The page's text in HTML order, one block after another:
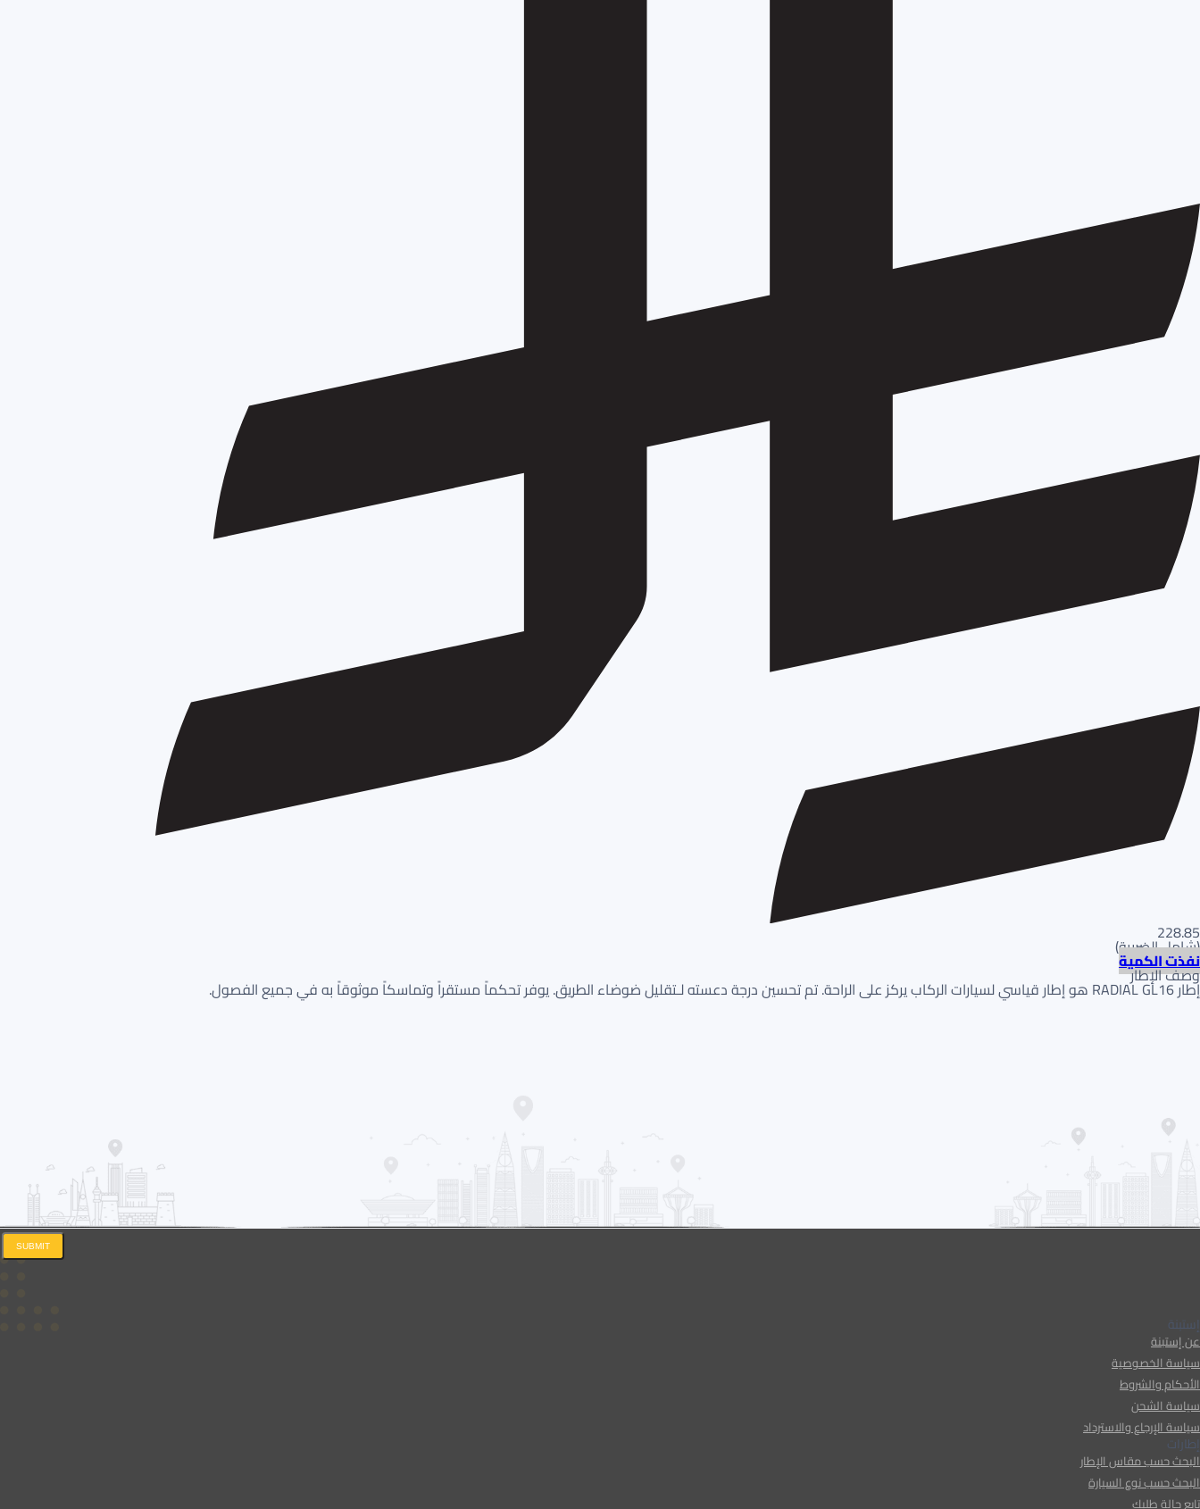
228.85
(شامل الضريبة)
نفذت الكمية
وصف الإطار
إطار RADIAL GL16 هو إطار قياسي لسيارات الركاب يركز على الراحة. تم تحسين درجة دعسته لـتقليل ضوضاء الطريق. يوفر تحكماً مستقراً وتماسكاً موثوقاً به في جميع الفصول.
إستبنة
عن إستبنة
سياسة الخصوصية
الأحكام والشروط
سياسة الشحن
سياسة الإرجاع والاسترداد
إطارات
البحث حسب مقاس الإطار
البحث حسب نوع السيارة
تابع حالة طلبك
SUBMIT